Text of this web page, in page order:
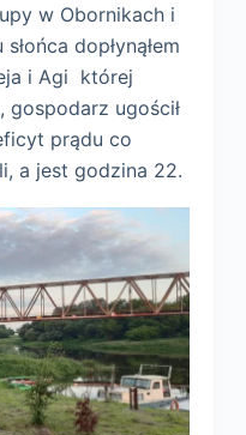
w Obornikach i
dopłynąłem
i Agi której
ugościł
prądu co
a jest godzina 22.